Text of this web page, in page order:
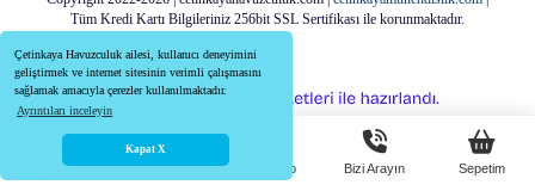
Çetinkaya Havuzculuk ailesi, kullanıcı deneyimini
geliştirmek ve internet sitesinin verimli çalışmasını
sağlamak amacıyla çerezler kullanılmaktadır.
Ayrıntıları inceleyin
Kapat X
Anasayfa Menü Whatsapp Bizi Arayın Sepetim
Tüm Kredi Kartı Bilgileriniz 256bit SSL Sertifikası ile korunmaktadır.
ideasoft
e-
paketleri